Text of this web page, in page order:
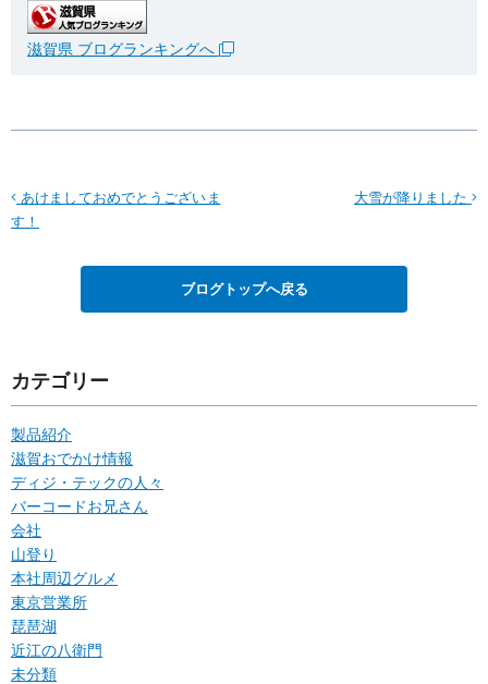
滋賀県 ブログランキングへ
あけましておめでとうございま
す！
大雪が降りました
ブログトップへ戻る
カテゴリー
製品紹介
滋賀おでかけ情報
ディジ・テックの人々
バーコードお兄さん
会社
山登り
本社周辺グルメ
東京営業所
琵琶湖
近江の八衛門
未分類